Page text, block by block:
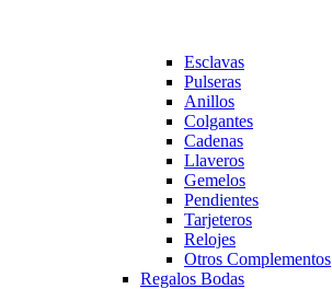
Esclavas
Pulseras
Anillos
Colgantes
Cadenas
Llaveros
Gemelos
Pendientes
Tarjeteros
Relojes
Otros Complementos
Regalos Bodas